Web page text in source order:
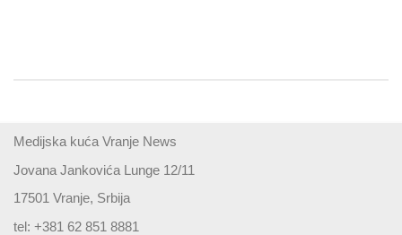
Medijska kuća Vranje News
Jovana Jankovića Lunge 12/11
17501 Vranje, Srbija
tel: +381 62 851 8881